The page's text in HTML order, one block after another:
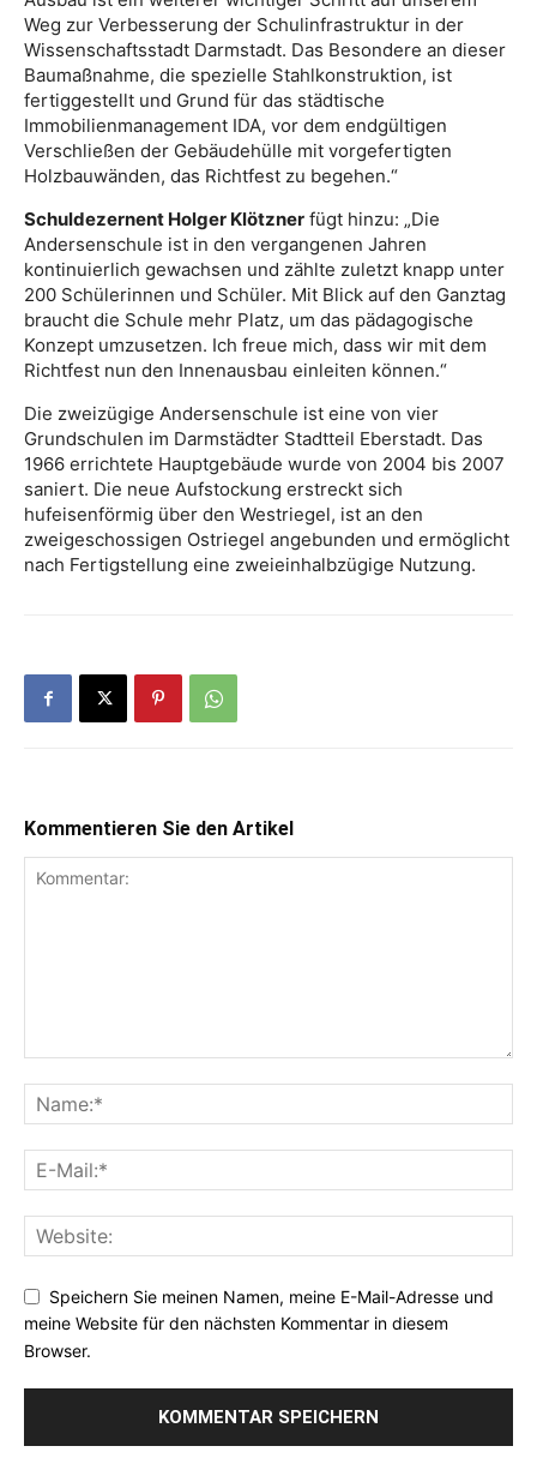
Weg zur Verbesserung der Schulinfrastruktur in der
Wissenschaftsstadt Darmstadt. Das Besondere an dieser
Baumaßnahme, die spezielle Stahlkonstruktion, ist
fertiggestellt und Grund für das städtische
Immobilienmanagement IDA, vor dem endgültigen
Verschließen der Gebäudehülle mit vorgefertigten
Holzbauwänden, das Richtfest zu begehen.“
Schuldezernent Holger Klötzner fügt hinzu: „Die
Andersenschule ist in den vergangenen Jahren
kontinuierlich gewachsen und zählte zuletzt knapp unter
200 Schülerinnen und Schüler. Mit Blick auf den Ganztag
braucht die Schule mehr Platz, um das pädagogische
Konzept umzusetzen. Ich freue mich, dass wir mit dem
Richtfest nun den Innenausbau einleiten können.“
Die zweizügige Andersenschule ist eine von vier
Grundschulen im Darmstädter Stadtteil Eberstadt. Das
1966 errichtete Hauptgebäude wurde von 2004 bis 2007
saniert. Die neue Aufstockung erstreckt sich
hufeisenförmig über den Westriegel, ist an den
zweigeschossigen Ostriegel angebunden und ermöglicht
nach Fertigstellung eine zweieinhalbzügige Nutzung.
Kommentieren Sie den Artikel
Speichern Sie meinen Namen, meine E-Mail-Adresse und
meine Website für den nächsten Kommentar in diesem
Browser.